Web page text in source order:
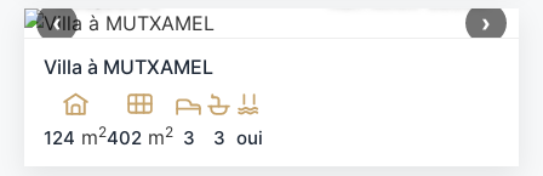
vous enchanter !
‹ ›
Villa à MUTXAMEL
124 m2402 m2 3 3 oui